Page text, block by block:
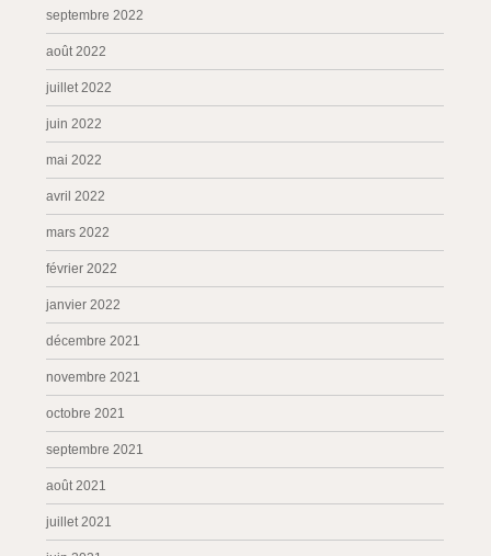
septembre 2022
août 2022
juillet 2022
juin 2022
mai 2022
avril 2022
mars 2022
février 2022
janvier 2022
décembre 2021
novembre 2021
octobre 2021
septembre 2021
août 2021
juillet 2021